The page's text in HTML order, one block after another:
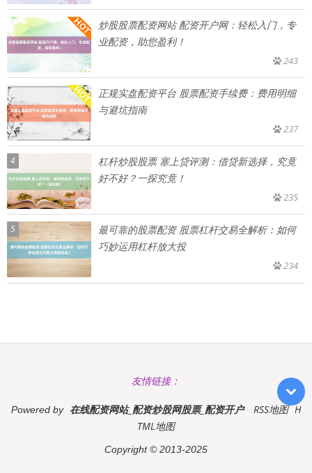
炒股股票配资网站 配资开户网：轻松入门，专
业配资，助您盈利！
243
正规实盘配资平台 股票配资手续费：费用明细
与避坑指南
237
4
杠杆炒股股票 塞上贷评测：借贷新选择，究竟
好不好？一探究竟！
235
5
最可靠的股票配资 股票杠杆交易全解析：如何
巧妙运用杠杆放大投
234
友情链接：
Powered by 在线配资网站_配资炒股网股票_配资开户 RSS地图 H
TML地图
Copyright© 2013-2025